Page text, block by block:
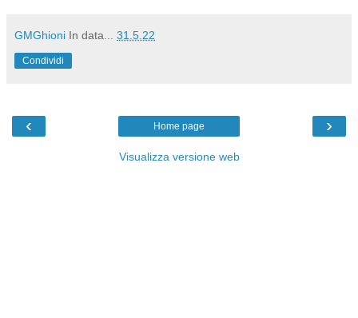
GMGhioni In data... 31.5.22
Condividi
‹ ›
Home page
Visualizza versione web